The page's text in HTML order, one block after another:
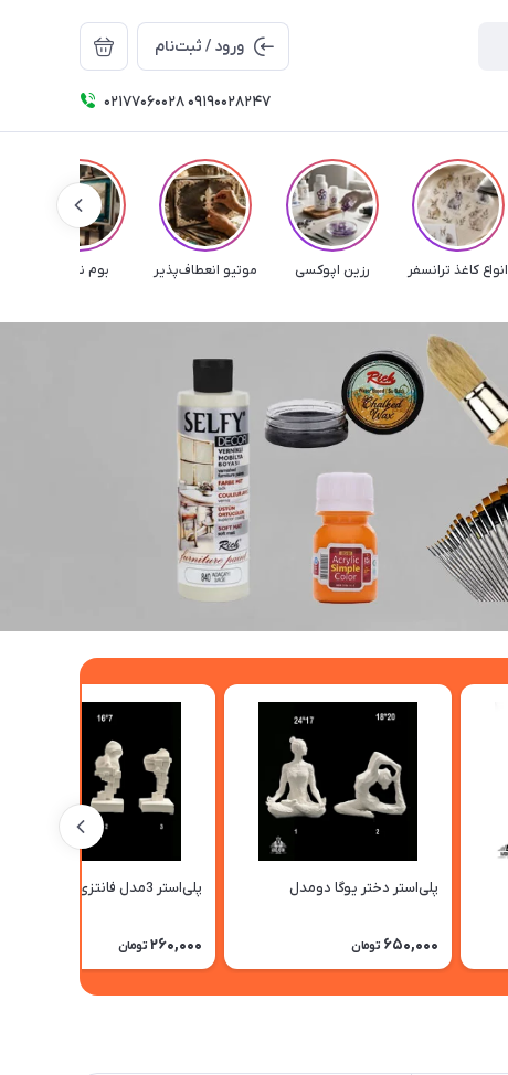
ورود / ثبت‌نام
۰۲۱۷۷۰۶۰۰۲۸ ۰۹۱۹۰۰۲۸۲۴۷
انواع کاغذ ترانسفر رزین اپوکسی موتیو انعطاف‌پذیر بوم نقاشی
پلی‌استر دختر یوگا دومدل
650,000 تومان
پلی‌استر 3مدل فانتزی
260,000 تومان